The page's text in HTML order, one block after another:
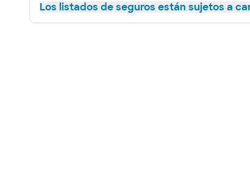
Los listados de seguros están sujetos a